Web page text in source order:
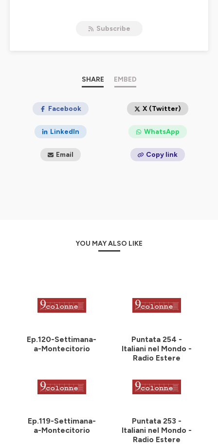
Subscribe
SHARE EMBED
Facebook X (Twitter)
LinkedIn WhatsApp
Email Copy link
YOU MAY ALSO LIKE
Ep.120-Settimana-
a-Montecitorio
Puntata 254 -
Italiani nel Mondo -
Radio Estere
Ep.119-Settimana-
a-Montecitorio
Puntata 253 -
Italiani nel Mondo -
Radio Estere